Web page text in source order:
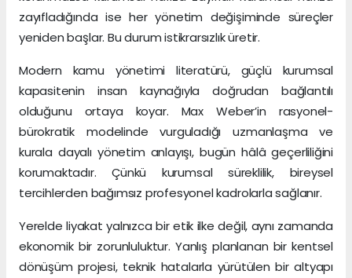
zayıfladığında ise her yönetim değişiminde süreçler
yeniden başlar. Bu durum istikrarsızlık üretir.
Modern kamu yönetimi literatürü, güçlü kurumsal
kapasitenin insan kaynağıyla doğrudan bağlantılı
olduğunu ortaya koyar. Max Weber’in rasyonel-
bürokratik modelinde vurguladığı uzmanlaşma ve
kurala dayalı yönetim anlayışı, bugün hâlâ geçerliliğini
korumaktadır. Çünkü kurumsal süreklilik, bireysel
tercihlerden bağımsız profesyonel kadrolarla sağlanır.
Yerelde liyakat yalnızca bir etik ilke değil, aynı zamanda
ekonomik bir zorunluluktur. Yanlış planlanan bir kentsel
dönüşüm projesi, teknik hatalarla yürütülen bir altyapı